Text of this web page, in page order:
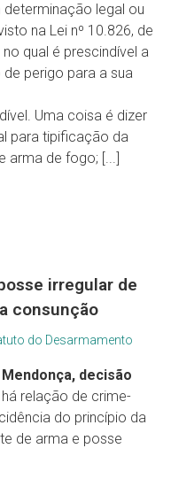
legal ou
na Lei nº 10.826, de
qual é prescindível a
perigo para a sua
Uma coisa é dizer
para tipificação da
arma de fogo; [...]
irregular de
consunção
do Desarmamento
Mendonça, decisão
relação de crime-
do princípio da
de arma e posse